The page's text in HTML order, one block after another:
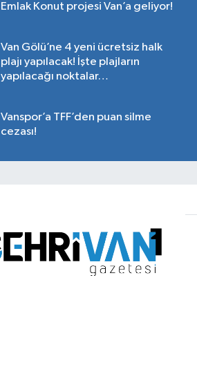
Emlak Konut projesi Van’a geliyor!
Van Gölü’ne 4 yeni ücretsiz halk
plajı yapılacak! İşte plajların
yapılacağı noktalar…
Vanspor’a TFF’den puan silme
cezası!